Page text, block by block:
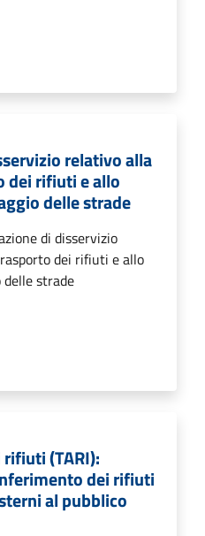
relativo alla
dei rifiuti e allo
delle strade
di disservizio
dei rifiuti e allo
delle strade
rifiuti (TARI):
dei rifiuti
al pubblico